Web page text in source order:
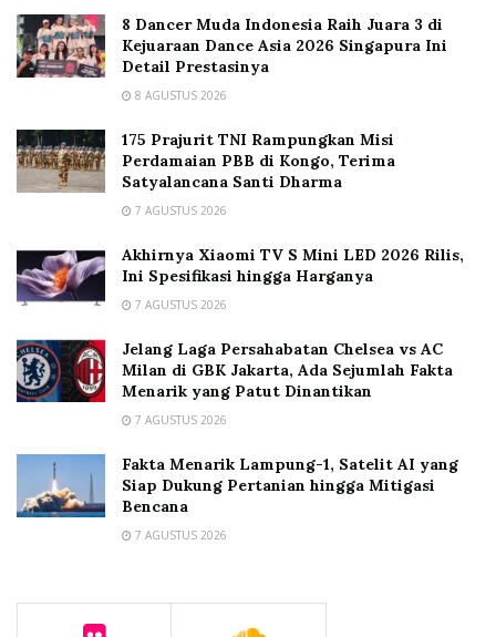
8 Dancer Muda Indonesia Raih Juara 3 di
Kejuaraan Dance Asia 2026 Singapura Ini
Detail Prestasinya
8 AGUSTUS 2026
175 Prajurit TNI Rampungkan Misi
Perdamaian PBB di Kongo, Terima
Satyalancana Santi Dharma
7 AGUSTUS 2026
Akhirnya Xiaomi TV S Mini LED 2026 Rilis,
Ini Spesifikasi hingga Harganya
7 AGUSTUS 2026
Jelang Laga Persahabatan Chelsea vs AC
Milan di GBK Jakarta, Ada Sejumlah Fakta
Menarik yang Patut Dinantikan
7 AGUSTUS 2026
Fakta Menarik Lampung-1, Satelit AI yang
Siap Dukung Pertanian hingga Mitigasi
Bencana
7 AGUSTUS 2026